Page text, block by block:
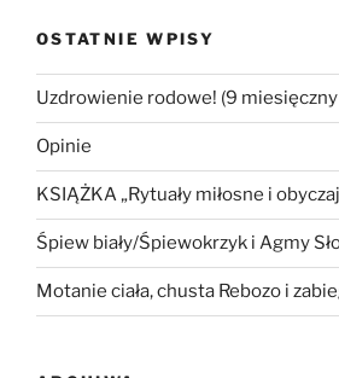
matki
ziemi”
OSTATNIE WPISY
Uzdrowienie rodowe! (9
Opinie
KSIĄŻKA „Rytuały miłosne i
Śpiew biały/Śpiewokrzyk i Agmy
Motanie ciała, chusta Rebozo i